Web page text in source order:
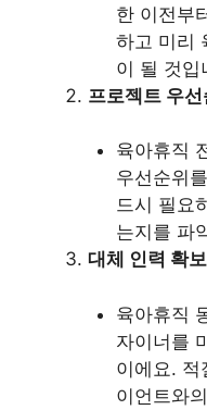
한 이전부
하고 미리
이 될 것입
프로젝트 우
육아휴직
우선순위
드시 필요
는지를 파
대체 인력 확보
육아휴직
자이너를
이에요. 적
이언트와